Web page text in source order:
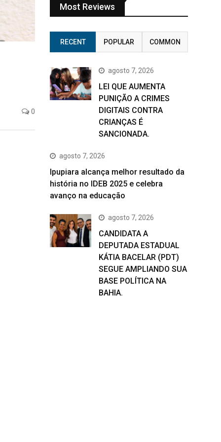
0
Most Reviews
RECENT POPULAR COMMON
agosto 7, 2026
LEI QUE AUMENTA
PUNIÇÃO A CRIMES
DIGITAIS CONTRA
CRIANÇAS É
SANCIONADA.
agosto 7, 2026
Ipupiara alcança melhor resultado da
história no IDEB 2025 e celebra
avanço na educação
agosto 7, 2026
CANDIDATA A
DEPUTADA ESTADUAL
KÁTIA BACELAR (PDT)
SEGUE AMPLIANDO SUA
BASE POLÍTICA NA
BAHIA.